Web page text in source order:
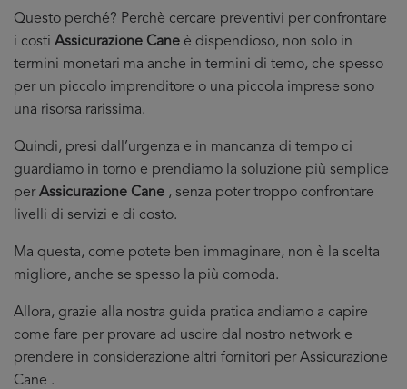
Questo perché? Perchè cercare preventivi per confrontare
i costi Assicurazione Cane è dispendioso, non solo in
termini monetari ma anche in termini di temo, che spesso
per un piccolo imprenditore o una piccola imprese sono
una risorsa rarissima.
Quindi, presi dall’urgenza e in mancanza di tempo ci
guardiamo in torno e prendiamo la soluzione più semplice
perAssicurazione Cane , senza poter troppo confrontare
livelli di servizi e di costo.
Ma questa, come potete ben immaginare, non è la scelta
migliore, anche se spesso la più comoda.
Allora, grazie alla nostra guida pratica andiamo a capire
come fare per provare ad uscire dal nostro network e
prendere in considerazione altri fornitori per Assicurazione
Cane .